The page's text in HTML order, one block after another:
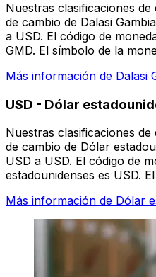
Nuestras clasificaciones
de cambio de Dalasi
a USD. El código de
GMD. El símbolo de la
Más información de Dalasi
USD - Dólar
Nuestras clasificaciones
de cambio de Dólar
USD a USD. El código de
estadounidenses es USD.
Más información de Dólar